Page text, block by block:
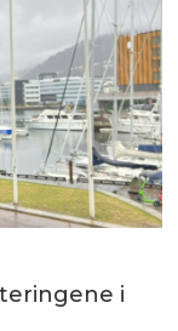
i